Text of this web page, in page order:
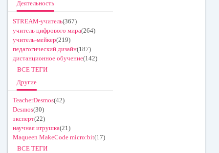
Деятельность
STREAM-учитель(367)
учитель цифрового мира(264)
учитель-мейкер(219)
педагогический дизайн(187)
дистанционное обучение(142)
ВСЕ ТЕГИ
Другие
TeacherDesmos(42)
Desmos(30)
эксперт(22)
научная игрушка(21)
Maqueen MakeCode micro:bit(17)
ВСЕ ТЕГИ